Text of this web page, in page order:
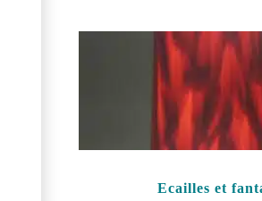
Ecailles et